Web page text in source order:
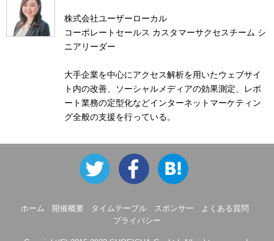
株式会社ユーザーローカル
コーポレートセールス カスタマーサクセスチーム シ
ニアリーダー
大手企業を中心にアクセス解析を用いたウェブサイ
ト内の改善、ソーシャルメディアの効果測定、レポ
ート業務の定型化などインターネットマーケティン
グ全般の支援を行っている。
ホーム 開催概要 タイムテーブル スポンサー
よくある質問
プライバシー